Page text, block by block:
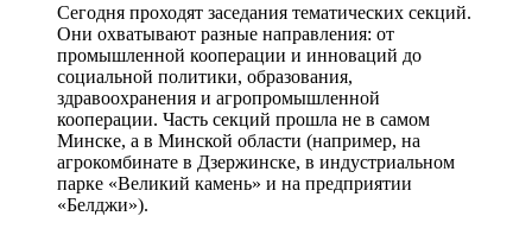
Сегодня проходят заседания тематических секций.
Они охватывают разные направления: от
промышленной кооперации и инноваций до
социальной политики, образования,
здравоохранения и агропромышленной
кооперации. Часть секций прошла не в самом
Минске, а в Минской области (например, на
агрокомбинате в Дзержинске, в индустриальном
парке «Великий камень» и на предприятии
«Белджи»).